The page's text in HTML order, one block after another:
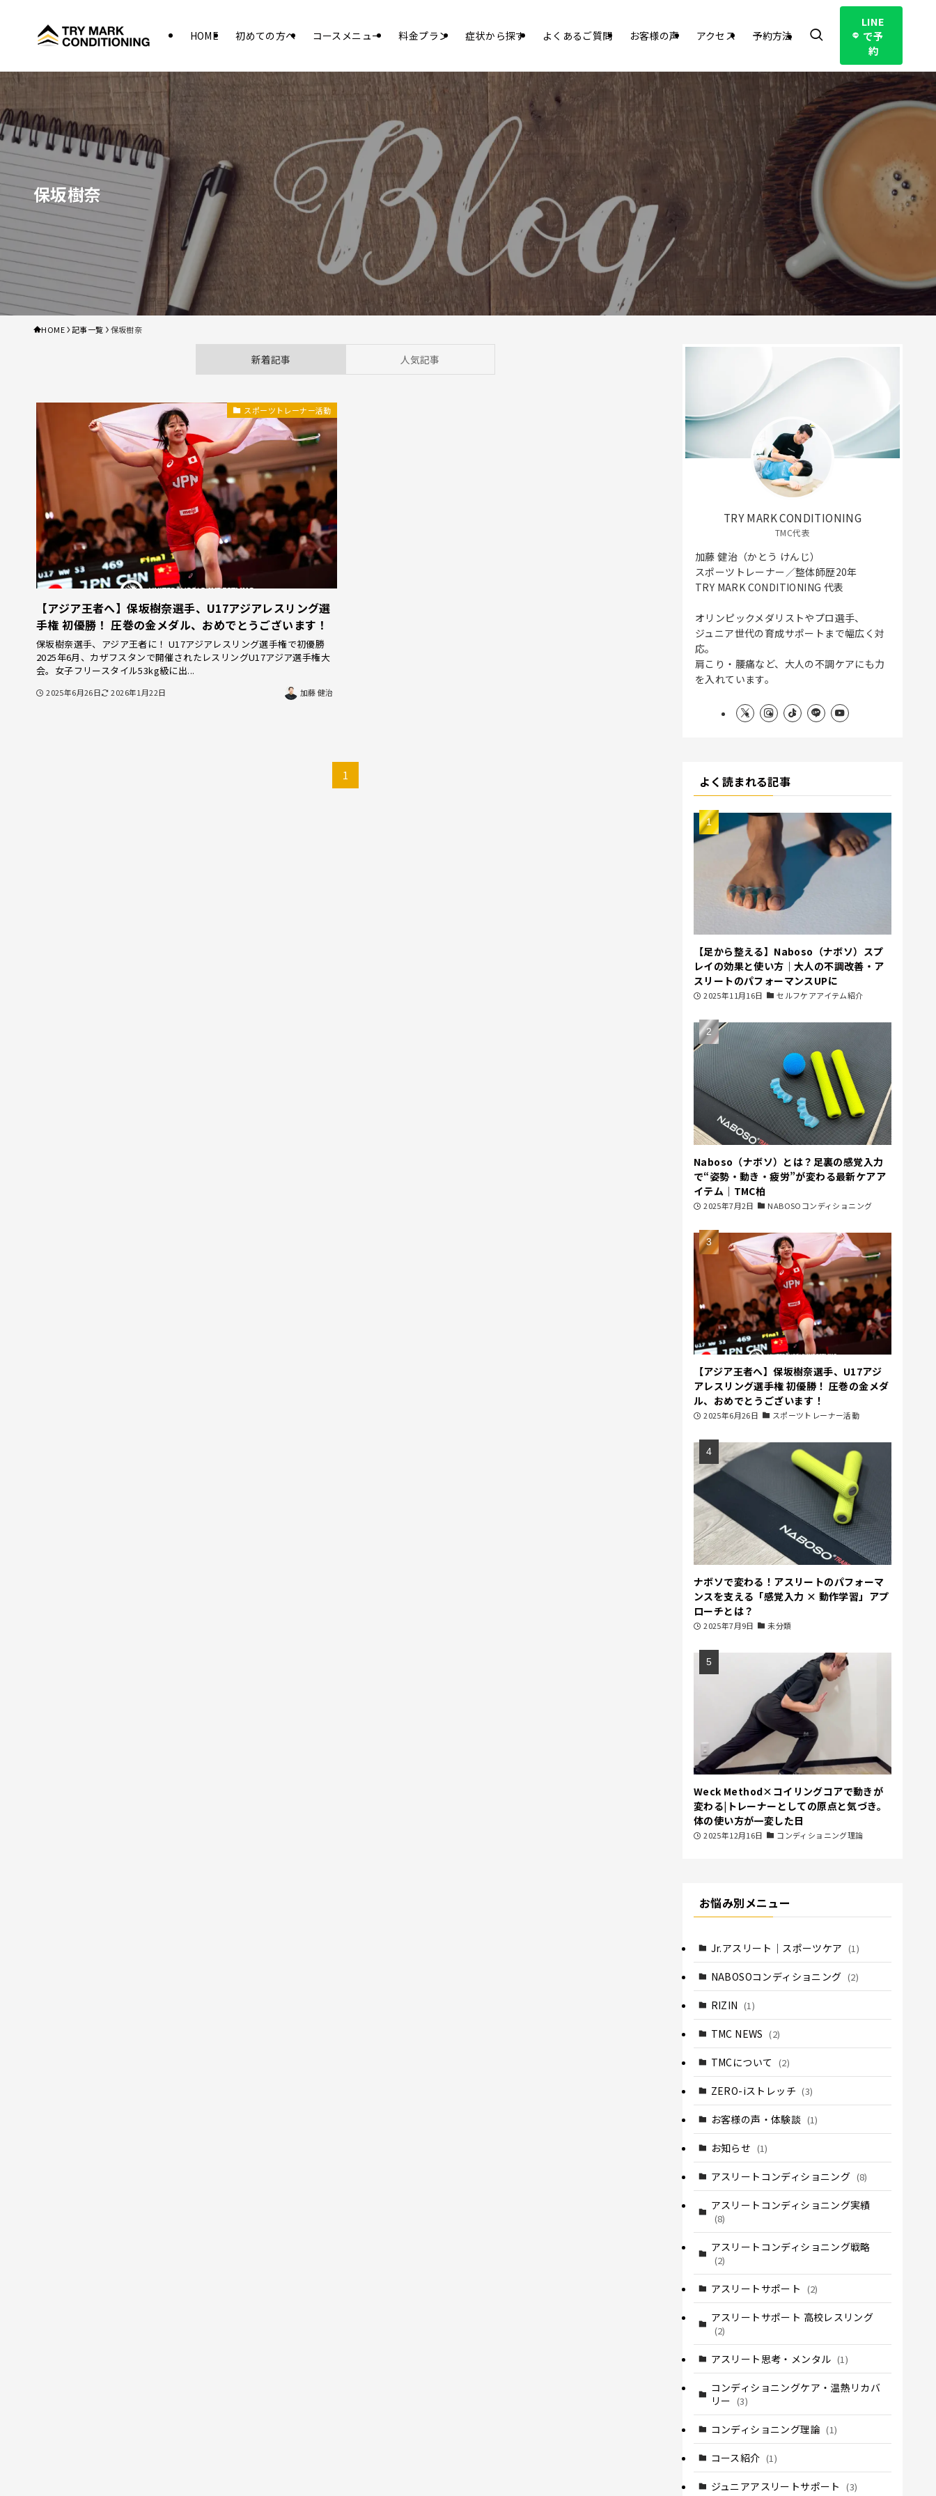
HOME 初めての方へ コースメニュー 料金プラン 症状から探す よくあるご質問 お客様の声 アクセス 予約方法
LINE
で予
約
保坂樹奈
HOME 記事一覧 保坂樹奈
新着記事 人気記事
スポーツトレーナー活動
【アジア王者へ】保坂樹奈選手、U17アジアレスリング選
手権 初優勝！ 圧巻の金メダル、おめでとうございます！
保坂樹奈選手、アジア王者に！ U17アジアレスリング選手権で初優勝
2025年6月、カザフスタンで開催されたレスリングU17アジア選手権大
会。女子フリースタイル53kg級に出...
2025年6月26日 2026年1月22日 加藤 健治
1
TRY MARK CONDITIONING
TMC代表
加藤 健治（かとう けんじ）
スポーツトレーナー／整体師歴20年
TRY MARK CONDITIONING 代表
オリンピックメダリストやプロ選手、
ジュニア世代の育成サポートまで幅広く対
応。
肩こり・腰痛など、大人の不調ケアにも力
を入れています。
よく読まれる記事
【足から整える】Naboso（ナボソ）スプ
レイの効果と使い方｜大人の不調改善・ア
スリートのパフォーマンスUPに
2025年11月16日 セルフケアアイテム紹介
Naboso（ナボソ）とは？足裏の感覚入力
で“姿勢・動き・疲労”が変わる最新ケアア
イテム｜TMC柏
2025年7月2日 NABOSOコンディショニング
【アジア王者へ】保坂樹奈選手、U17アジ
アレスリング選手権 初優勝！ 圧巻の金メダ
ル、おめでとうございます！
2025年6月26日 スポーツトレーナー活動
ナボソで変わる！アスリートのパフォーマ
ンスを支える「感覚入力 × 動作学習」アプ
ローチとは？
2025年7月9日 未分類
Weck Method×コイリングコアで動きが
変わる|トレーナーとしての原点と気づき。
体の使い方が一変した日
2025年12月16日 コンディショニング理論
お悩み別メニュー
Jr.アスリート｜スポーツケア (1)
NABOSOコンディショニング (2)
RIZIN (1)
TMC NEWS (2)
TMCについて (2)
ZERO-iストレッチ (3)
お客様の声・体験談 (1)
お知らせ (1)
アスリートコンディショニング (8)
アスリートコンディショニング実績
(8)
アスリートコンディショニング戦略
(2)
アスリートサポート (2)
アスリートサポート 高校レスリング
(2)
アスリート思考・メンタル (1)
コンディショニングケア・温熱リカバ
リー (3)
コンディショニング理論 (1)
コース紹介 (1)
ジュニアアスリートサポート (3)